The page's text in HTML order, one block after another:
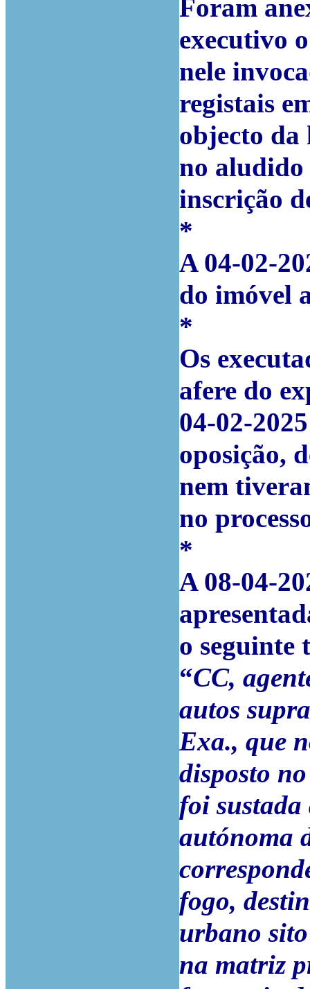
Foram
executivo
nele
registais
objecto da
no aludido
inscrição
*
A 04-02-
do imóvel
*
Os
afere do
04-02-
oposição,
nem
no
*
A 08-04-
o seguinte
“CC,
autos
Exa., que
disposto
foi
autónoma
fogo,
urbano
na matriz